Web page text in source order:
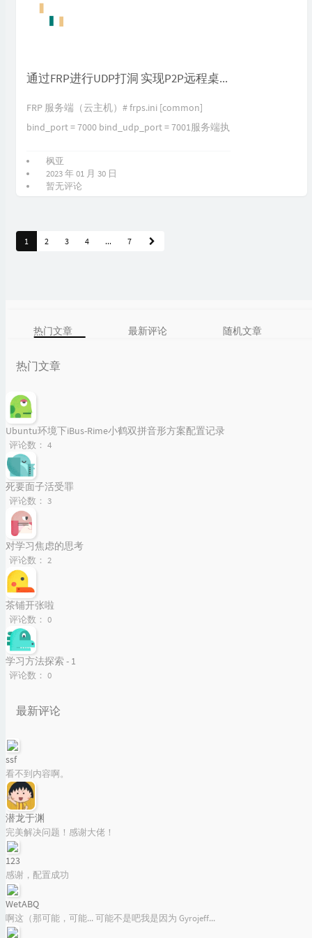
通过FRP进行UDP打洞 实现P2P远程桌面RDP连接
FRP 服务端（云主机）# frps.ini [common]
bind_port = 7000 bind_udp_port = 7001服务端执
枫亚
2023 年 01 月 30 日
暂无评论
1 2 3 4 ... 7
热门文章 最新评论 随机文章
热门文章
Ubuntu环境下iBus-Rime小鹤双拼音形方案配置记录
评论数： 4
死要面子活受罪
评论数： 3
对学习焦虑的思考
评论数： 2
茶铺开张啦
评论数： 0
学习方法探索 - 1
评论数： 0
最新评论
ssf
看不到内容啊。
潜龙于渊
完美解决问题！感谢大佬！
123
感谢，配置成功
WetABQ
啊这（那可能，可能... 可能不是吧我是因为 Gyrojeff...